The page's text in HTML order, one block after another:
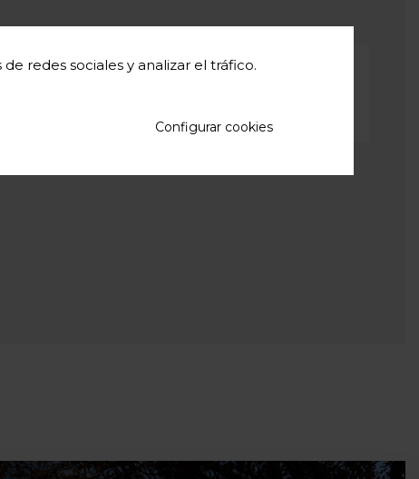
redes sociales y analizar el tráfico.
Configurar cookies